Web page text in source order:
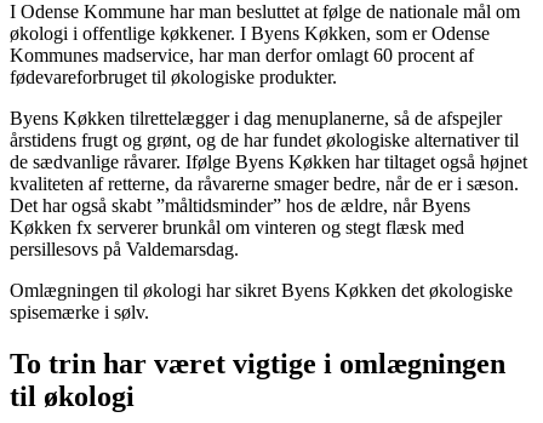
I Odense Kommune har man besluttet at følge de nationale mål om
økologi i offentlige køkkener. I Byens Køkken, som er Odense
Kommunes madservice, har man derfor omlagt 60 procent af
fødevareforbruget til økologiske produkter.
Byens Køkken tilrettelægger i dag menuplanerne, så de afspejler
årstidens frugt og grønt, og de har fundet økologiske alternativer til
de sædvanlige råvarer. Ifølge Byens Køkken har tiltaget også højnet
kvaliteten af retterne, da råvarerne smager bedre, når de er i sæson.
Det har også skabt ”måltidsminder” hos de ældre, når Byens
Køkken fx serverer brunkål om vinteren og stegt flæsk med
persillesovs på Valdemarsdag.
Omlægningen til økologi har sikret Byens Køkken det økologiske
spisemærke i sølv.
To trin har været vigtige i omlægningen
til økologi